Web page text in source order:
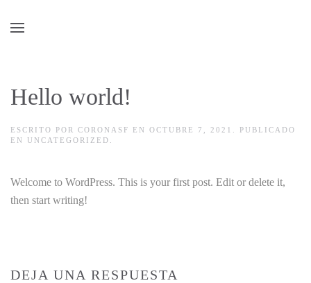
Hello world!
ESCRITO POR CORONASF EN OCTUBRE 7, 2021
. PUBLICADO
EN UNCATEGORIZED
Welcome to WordPress. This is your first post. Edit or delete it,
then start writing!
DEJA UNA RESPUESTA